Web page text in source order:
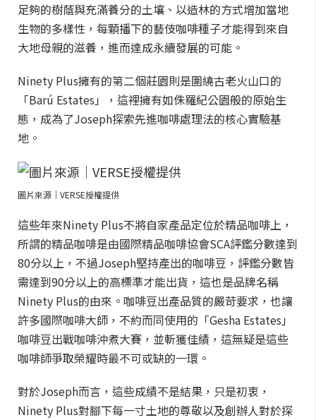
足夠的樹蔭與充滿養分的土壤、以造林的方式增加當地
生物的多樣性，每顆播下的藝伎咖啡種子才能得到來自
大地母親的滋養，進而達成永續發展的可能。
Ninety Plus擁有的第二個莊園則是圍繞古老火山口的
「Barú Estates」，這裡擁有如侏羅紀公園般的原始生
態，成為了Joseph探索先進咖啡處理法的核心實驗基
地。
圖片來源｜VERSE授權提供
這些年來Ninety Plus不將自家產品定位於精品咖啡上，
所謂的精品咖啡是由國際精品咖啡協會SCA評鑑分數達到
80分以上，不過Joseph堅持產出的咖啡豆，評鑑分數皆
需達到90分以上的高標準才能出貨，這也是品牌名稱
Ninety Plus的由來。咖啡豆出產品質的嚴苛要求，也讓
許多國際咖啡大師，不約而同使用的「Gesha Estates」
咖啡豆出戰咖啡沖煮大賽，並斬獲佳績，這無疑是這些
咖啡師爭取榮耀時最不可或缺的一環。
對於Joseph而言，這些成績不是結果，只是初衷，
Ninety Plus對腳下每一寸土地的尊敬以及創辦人對於探